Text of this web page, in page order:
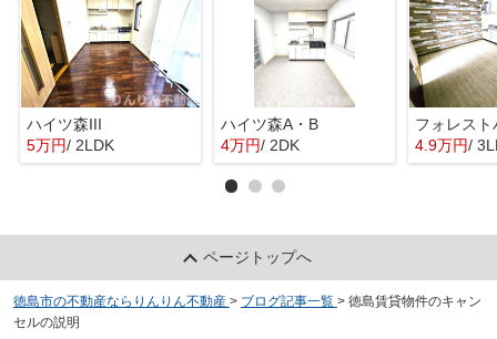
ハイツ森III
5万円/ 2LDK
ハイツ森A・B
4万円/ 2DK
フォレスト
4.9万円/
ページトップへ
徳島市の不動産ならりんりん不動産 > ブログ記事一覧 > 徳島賃貸物件のキャン
セルの説明